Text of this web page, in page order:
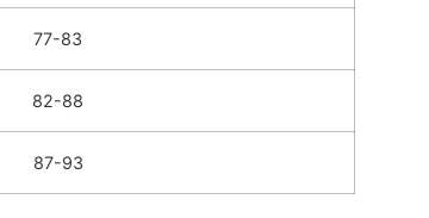
77-83
82-88
87-93